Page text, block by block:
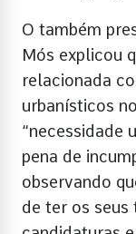
O também
Mós explicou
relacionada
urbanísticos
“necessidade
pena de
observando
de ter os seus